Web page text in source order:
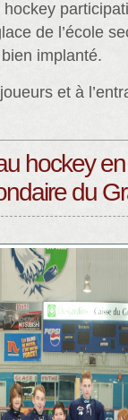
de l’école
implanté.
et à
hockey
du